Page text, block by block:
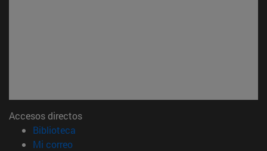
Accesos directos
Biblioteca
Mi correo(abre en nueva ventana)